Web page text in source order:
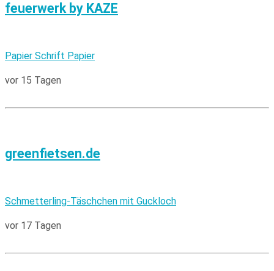
feuerwerk by KAZE
Papier Schrift Papier
vor 15 Tagen
greenfietsen.de
Schmetterling-Täschchen mit Guckloch
vor 17 Tagen